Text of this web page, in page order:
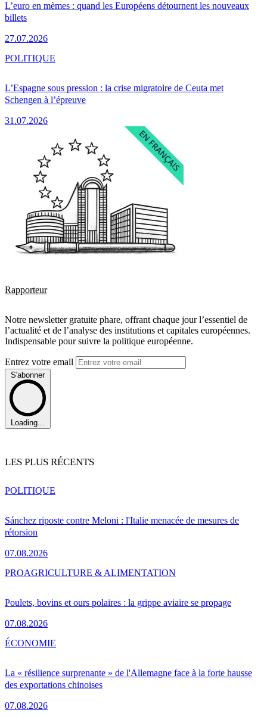
L’euro en mèmes : quand les Européens détournent les nouveaux
billets
27.07.2026
L’Espagne sous pression : la crise migratoire de Ceuta met
Schengen à l’épreuve
31.07.2026
POLITIQUE
Rapporteur
Notre newsletter gratuite phare, offrant chaque jour l’essentiel de
l’actualité et de l’analyse des institutions et capitales européennes.
Indispensable pour suivre la politique européenne.
Entrez votre email
S'abonner
Loading...
LES PLUS RÉCENTS
Sánchez riposte contre Meloni : l'Italie menacée de mesures de
rétorsion
07.08.2026
POLITIQUE
Poulets, bovins et ours polaires : la grippe aviaire se propage
07.08.2026
PROAGRICULTURE & ALIMENTATION
La « résilience surprenante » de l'Allemagne face à la forte hausse
des exportations chinoises
07.08.2026
ÉCONOMIE